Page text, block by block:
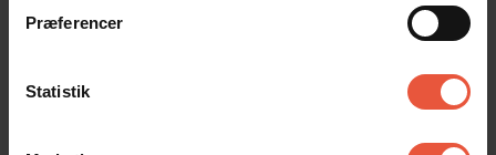
Præferencer
Statistik
Ankomst
Læs mere her